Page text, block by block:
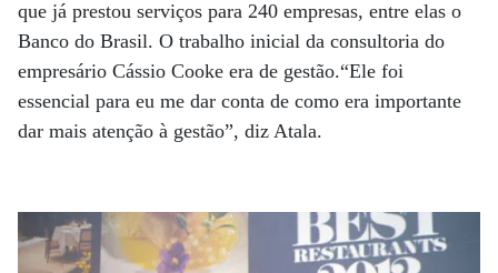
que já prestou serviços para 240 empresas, entre elas o
Banco do Brasil. O trabalho inicial da consultoria do
empresário Cássio Cooke era de gestão.“Ele foi
essencial para eu me dar conta de como era importante
dar mais atenção à gestão”, diz Atala.